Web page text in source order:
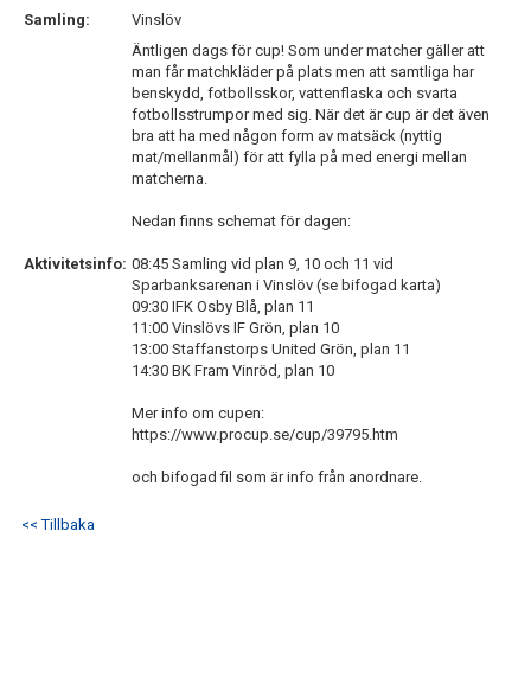
Samling:
Vinslöv
Aktivitetsinfo:
Äntligen dags för cup! Som under matcher gäller att
man får matchkläder på plats men att samtliga har
benskydd, fotbollsskor, vattenflaska och svarta
fotbollsstrumpor med sig. När det är cup är det även
bra att ha med någon form av matsäck (nyttig
mat/mellanmål) för att fylla på med energi mellan
matcherna.
Nedan finns schemat för dagen:
08:45 Samling vid plan 9, 10 och 11 vid
Sparbanksarenan i Vinslöv (se bifogad karta)
09:30 IFK Osby Blå, plan 11
11:00 Vinslövs IF Grön, plan 10
13:00 Staffanstorps United Grön, plan 11
14:30 BK Fram Vinröd, plan 10
Mer info om cupen:
https://www.procup.se/cup/39795.htm
och bifogad fil som är info från anordnare.
<< Tillbaka